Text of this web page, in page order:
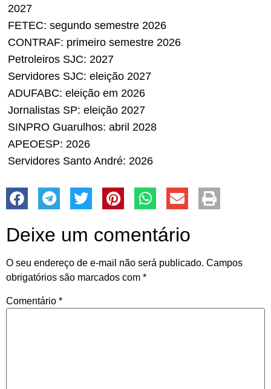
2027
FETEC: segundo semestre 2026
CONTRAF: primeiro semestre 2026
Petroleiros SJC: 2027
Servidores SJC: eleição 2027
ADUFABC: eleição em 2026
Jornalistas SP: eleição 2027
SINPRO Guarulhos: abril 2028
APEOESP: 2026
Servidores Santo André: 2026
Deixe um comentário
O seu endereço de e-mail não será publicado. Campos
obrigatórios são marcados com *
Comentário *